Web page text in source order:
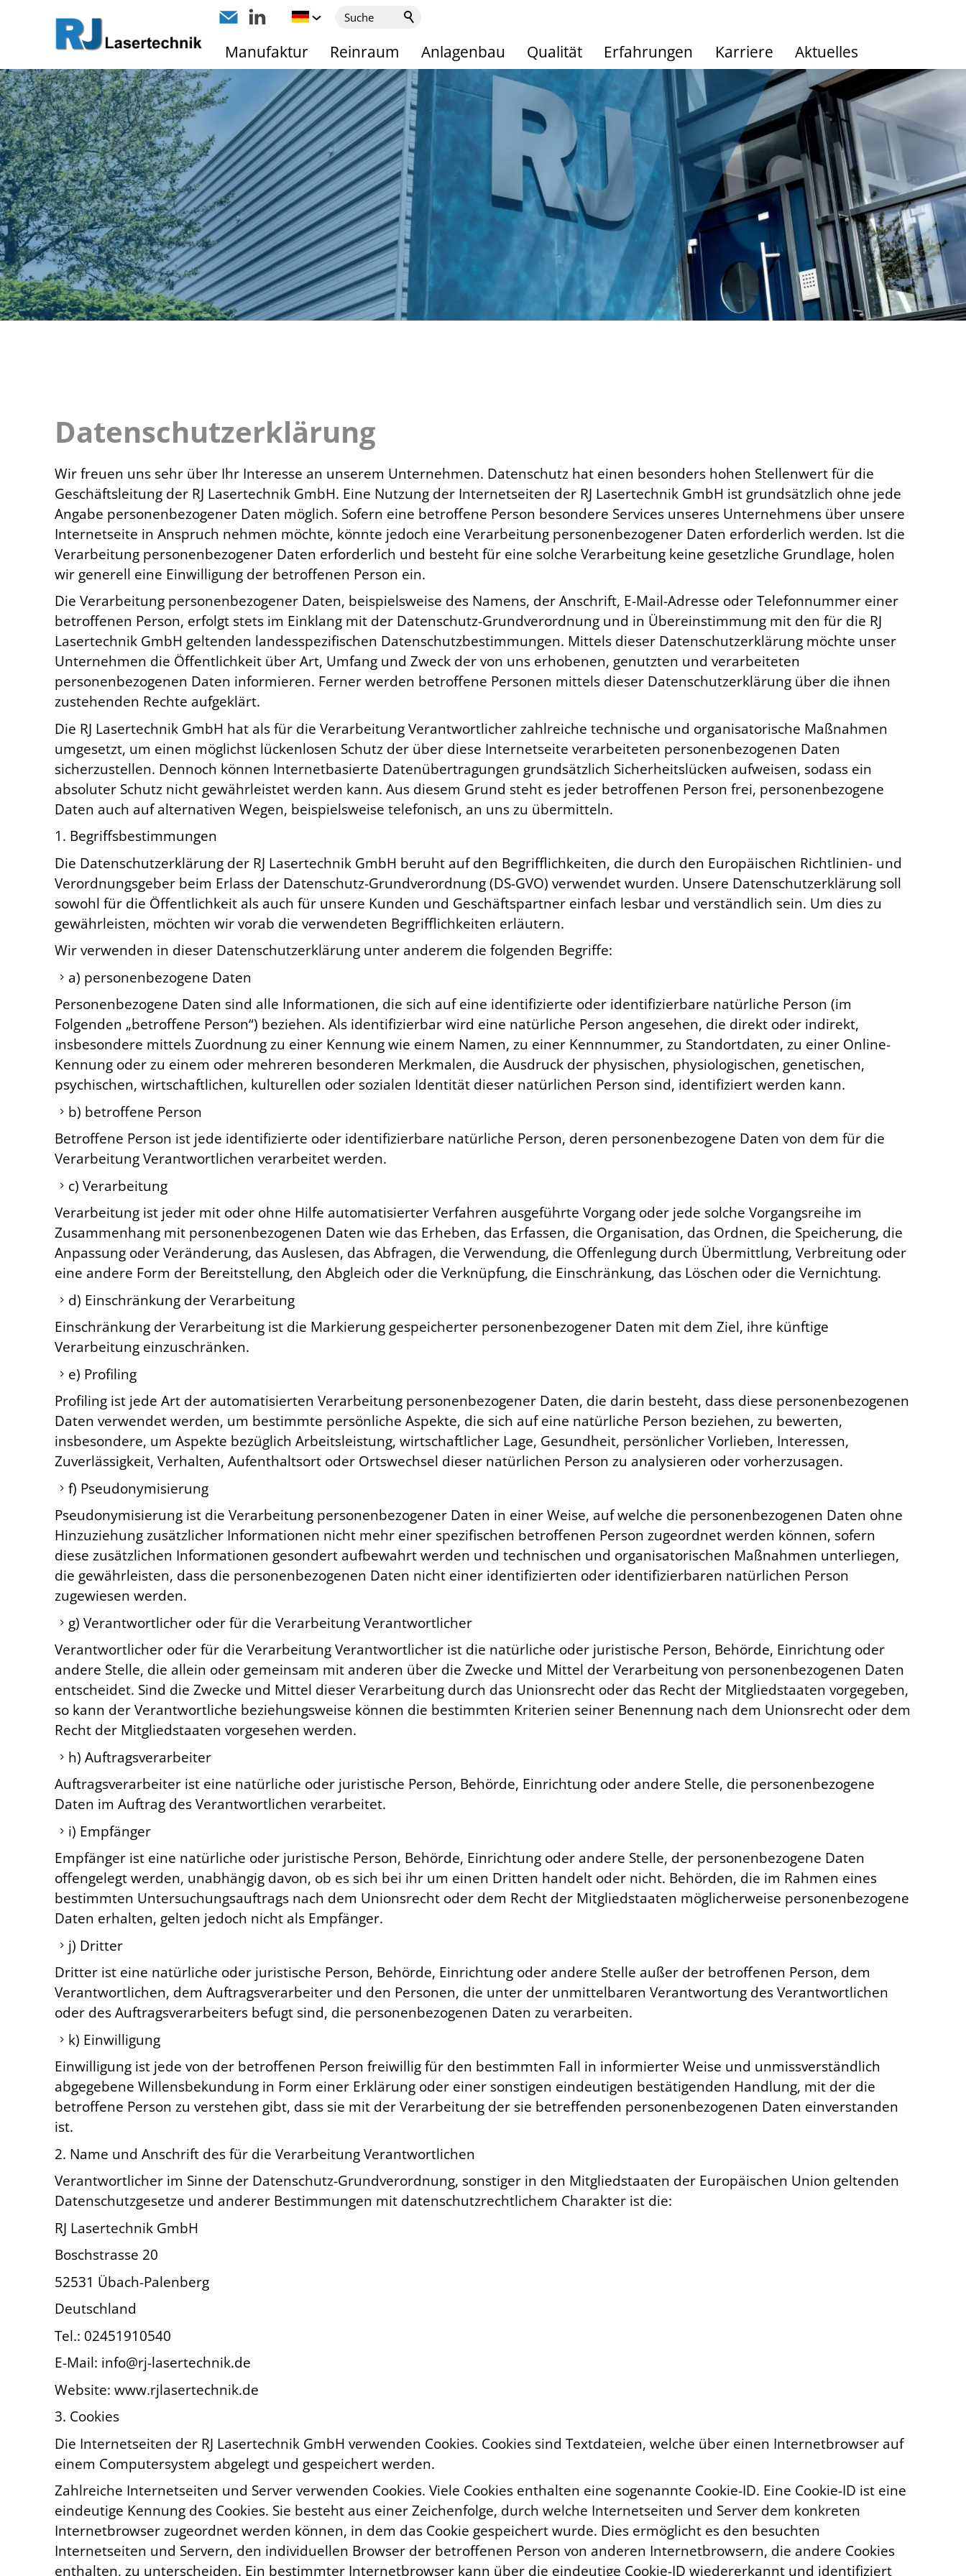
Manufaktur Reinraum Anlagenbau Qualität Erfahrungen Karriere Aktuelles
Datenschutzerklärung
Wir freuen uns sehr über Ihr Interesse an unserem Unternehmen. Datenschutz hat einen besonders hohen Stellenwert für die
Geschäftsleitung der RJ Lasertechnik GmbH. Eine Nutzung der Internetseiten der RJ Lasertechnik GmbH ist grundsätzlich ohne jede
Angabe personenbezogener Daten möglich. Sofern eine betroffene Person besondere Services unseres Unternehmens über unsere
Internetseite in Anspruch nehmen möchte, könnte jedoch eine Verarbeitung personenbezogener Daten erforderlich werden. Ist die
Verarbeitung personenbezogener Daten erforderlich und besteht für eine solche Verarbeitung keine gesetzliche Grundlage, holen
wir generell eine Einwilligung der betroffenen Person ein.
Die Verarbeitung personenbezogener Daten, beispielsweise des Namens, der Anschrift, E-Mail-Adresse oder Telefonnummer einer
betroffenen Person, erfolgt stets im Einklang mit der Datenschutz-Grundverordnung und in Übereinstimmung mit den für die RJ
Lasertechnik GmbH geltenden landesspezifischen Datenschutzbestimmungen. Mittels dieser Datenschutzerklärung möchte unser
Unternehmen die Öffentlichkeit über Art, Umfang und Zweck der von uns erhobenen, genutzten und verarbeiteten
personenbezogenen Daten informieren. Ferner werden betroffene Personen mittels dieser Datenschutzerklärung über die ihnen
zustehenden Rechte aufgeklärt.
Die RJ Lasertechnik GmbH hat als für die Verarbeitung Verantwortlicher zahlreiche technische und organisatorische Maßnahmen
umgesetzt, um einen möglichst lückenlosen Schutz der über diese Internetseite verarbeiteten personenbezogenen Daten
sicherzustellen. Dennoch können Internetbasierte Datenübertragungen grundsätzlich Sicherheitslücken aufweisen, sodass ein
absoluter Schutz nicht gewährleistet werden kann. Aus diesem Grund steht es jeder betroffenen Person frei, personenbezogene
Daten auch auf alternativen Wegen, beispielsweise telefonisch, an uns zu übermitteln.
1. Begriffsbestimmungen
Die Datenschutzerklärung der RJ Lasertechnik GmbH beruht auf den Begrifflichkeiten, die durch den Europäischen Richtlinien- und
Verordnungsgeber beim Erlass der Datenschutz-Grundverordnung (DS-GVO) verwendet wurden. Unsere Datenschutzerklärung soll
sowohl für die Öffentlichkeit als auch für unsere Kunden und Geschäftspartner einfach lesbar und verständlich sein. Um dies zu
gewährleisten, möchten wir vorab die verwendeten Begrifflichkeiten erläutern.
Wir verwenden in dieser Datenschutzerklärung unter anderem die folgenden Begriffe:
a) personenbezogene Daten
Personenbezogene Daten sind alle Informationen, die sich auf eine identifizierte oder identifizierbare natürliche Person (im
Folgenden „betroffene Person“) beziehen. Als identifizierbar wird eine natürliche Person angesehen, die direkt oder indirekt,
insbesondere mittels Zuordnung zu einer Kennung wie einem Namen, zu einer Kennnummer, zu Standortdaten, zu einer Online-
Kennung oder zu einem oder mehreren besonderen Merkmalen, die Ausdruck der physischen, physiologischen, genetischen,
psychischen, wirtschaftlichen, kulturellen oder sozialen Identität dieser natürlichen Person sind, identifiziert werden kann.
b) betroffene Person
Betroffene Person ist jede identifizierte oder identifizierbare natürliche Person, deren personenbezogene Daten von dem für die
Verarbeitung Verantwortlichen verarbeitet werden.
c) Verarbeitung
Verarbeitung ist jeder mit oder ohne Hilfe automatisierter Verfahren ausgeführte Vorgang oder jede solche Vorgangsreihe im
Zusammenhang mit personenbezogenen Daten wie das Erheben, das Erfassen, die Organisation, das Ordnen, die Speicherung, die
Anpassung oder Veränderung, das Auslesen, das Abfragen, die Verwendung, die Offenlegung durch Übermittlung, Verbreitung oder
eine andere Form der Bereitstellung, den Abgleich oder die Verknüpfung, die Einschränkung, das Löschen oder die Vernichtung.
d) Einschränkung der Verarbeitung
Einschränkung der Verarbeitung ist die Markierung gespeicherter personenbezogener Daten mit dem Ziel, ihre künftige
Verarbeitung einzuschränken.
e) Profiling
Profiling ist jede Art der automatisierten Verarbeitung personenbezogener Daten, die darin besteht, dass diese personenbezogenen
Daten verwendet werden, um bestimmte persönliche Aspekte, die sich auf eine natürliche Person beziehen, zu bewerten,
insbesondere, um Aspekte bezüglich Arbeitsleistung, wirtschaftlicher Lage, Gesundheit, persönlicher Vorlieben, Interessen,
Zuverlässigkeit, Verhalten, Aufenthaltsort oder Ortswechsel dieser natürlichen Person zu analysieren oder vorherzusagen.
f) Pseudonymisierung
Pseudonymisierung ist die Verarbeitung personenbezogener Daten in einer Weise, auf welche die personenbezogenen Daten ohne
Hinzuziehung zusätzlicher Informationen nicht mehr einer spezifischen betroffenen Person zugeordnet werden können, sofern
diese zusätzlichen Informationen gesondert aufbewahrt werden und technischen und organisatorischen Maßnahmen unterliegen,
die gewährleisten, dass die personenbezogenen Daten nicht einer identifizierten oder identifizierbaren natürlichen Person
zugewiesen werden.
g) Verantwortlicher oder für die Verarbeitung Verantwortlicher
Verantwortlicher oder für die Verarbeitung Verantwortlicher ist die natürliche oder juristische Person, Behörde, Einrichtung oder
andere Stelle, die allein oder gemeinsam mit anderen über die Zwecke und Mittel der Verarbeitung von personenbezogenen Daten
entscheidet. Sind die Zwecke und Mittel dieser Verarbeitung durch das Unionsrecht oder das Recht der Mitgliedstaaten vorgegeben,
so kann der Verantwortliche beziehungsweise können die bestimmten Kriterien seiner Benennung nach dem Unionsrecht oder dem
Recht der Mitgliedstaaten vorgesehen werden.
h) Auftragsverarbeiter
Auftragsverarbeiter ist eine natürliche oder juristische Person, Behörde, Einrichtung oder andere Stelle, die personenbezogene
Daten im Auftrag des Verantwortlichen verarbeitet.
i) Empfänger
Empfänger ist eine natürliche oder juristische Person, Behörde, Einrichtung oder andere Stelle, der personenbezogene Daten
offengelegt werden, unabhängig davon, ob es sich bei ihr um einen Dritten handelt oder nicht. Behörden, die im Rahmen eines
bestimmten Untersuchungsauftrags nach dem Unionsrecht oder dem Recht der Mitgliedstaaten möglicherweise personenbezogene
Daten erhalten, gelten jedoch nicht als Empfänger.
j) Dritter
Dritter ist eine natürliche oder juristische Person, Behörde, Einrichtung oder andere Stelle außer der betroffenen Person, dem
Verantwortlichen, dem Auftragsverarbeiter und den Personen, die unter der unmittelbaren Verantwortung des Verantwortlichen
oder des Auftragsverarbeiters befugt sind, die personenbezogenen Daten zu verarbeiten.
k) Einwilligung
Einwilligung ist jede von der betroffenen Person freiwillig für den bestimmten Fall in informierter Weise und unmissverständlich
abgegebene Willensbekundung in Form einer Erklärung oder einer sonstigen eindeutigen bestätigenden Handlung, mit der die
betroffene Person zu verstehen gibt, dass sie mit der Verarbeitung der sie betreffenden personenbezogenen Daten einverstanden
ist.
2. Name und Anschrift des für die Verarbeitung Verantwortlichen
Verantwortlicher im Sinne der Datenschutz-Grundverordnung, sonstiger in den Mitgliedstaaten der Europäischen Union geltenden
Datenschutzgesetze und anderer Bestimmungen mit datenschutzrechtlichem Charakter ist die:
RJ Lasertechnik GmbH
Boschstrasse 20
52531 Übach-Palenberg
Deutschland
Tel.: 02451910540
E-Mail: info@rj-lasertechnik.de
Website: www.rjlasertechnik.de
3. Cookies
Die Internetseiten der RJ Lasertechnik GmbH verwenden Cookies. Cookies sind Textdateien, welche über einen Internetbrowser auf
einem Computersystem abgelegt und gespeichert werden.
Zahlreiche Internetseiten und Server verwenden Cookies. Viele Cookies enthalten eine sogenannte Cookie-ID. Eine Cookie-ID ist eine
eindeutige Kennung des Cookies. Sie besteht aus einer Zeichenfolge, durch welche Internetseiten und Server dem konkreten
Internetbrowser zugeordnet werden können, in dem das Cookie gespeichert wurde. Dies ermöglicht es den besuchten
Internetseiten und Servern, den individuellen Browser der betroffenen Person von anderen Internetbrowsern, die andere Cookies
enthalten, zu unterscheiden. Ein bestimmter Internetbrowser kann über die eindeutige Cookie-ID wiedererkannt und identifiziert